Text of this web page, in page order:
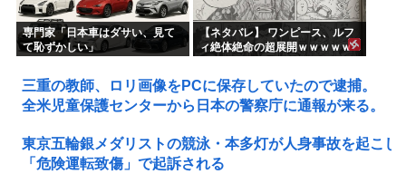
専門家「日本車はダサい、見て
て恥ずかしい」
【ネタバレ】 ワンピース、ルフ
ィ絶体絶命の超展開ｗｗｗｗｗ
ｗｗｗｗｗｗｗｗｗｗｗｗｗｗ
ｗｗｗｗｗｗｗｗｗｗｗｗ...
三重の教師、ロリ画像をPCに保存していたので逮捕。
全米児童保護センターから日本の警察庁に通報が来る。
東京五輪銀メダリストの競泳・本多灯が人身事故を起こし
「危険運転致傷」で起訴される